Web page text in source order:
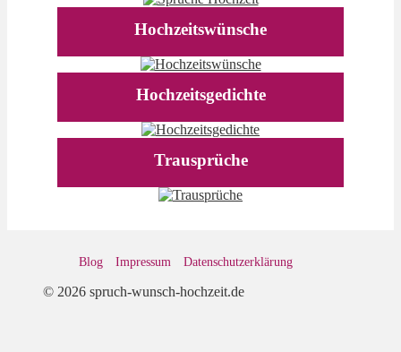
Hochzeitswünsche
Hochzeitsgedichte
Trausprüche
Blog Impressum Datenschutz­erklärung
© 2026 spruch-wunsch-hochzeit.de